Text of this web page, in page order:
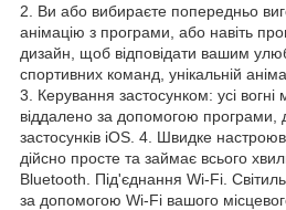
2. Ви або вибираєте попередньо
анімацію з програми, або навіть
дизайн, щоб відповідати вашим
спортивних команд, унікальній
3. Керування застосунком: усі вогні
віддалено за допомогою програми,
застосунків iOS. 4. Швидке
дійсно просте та займає всього
Bluetooth. Під'єднання Wi-Fi.
за допомогою Wi-Fi вашого